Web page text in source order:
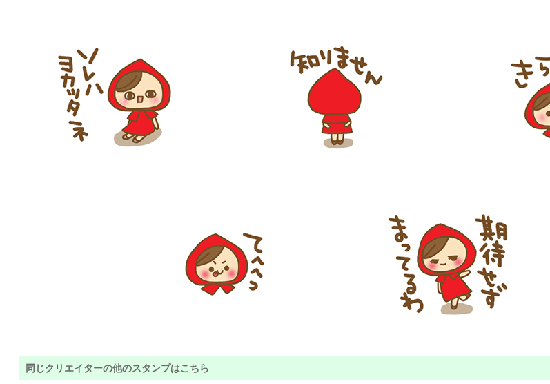
同じクリエイターの他のスタンプはこちら